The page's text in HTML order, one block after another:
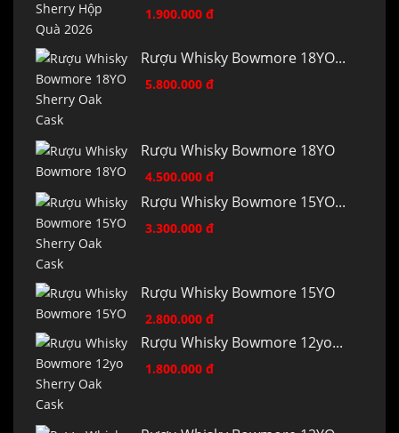
1.900.000 đ
Rượu Whisky Bowmore 18YO...
5.800.000 đ
Rượu Whisky Bowmore 18YO
4.500.000 đ
Rượu Whisky Bowmore 15YO...
3.300.000 đ
Rượu Whisky Bowmore 15YO
2.800.000 đ
Rượu Whisky Bowmore 12yo...
1.800.000 đ